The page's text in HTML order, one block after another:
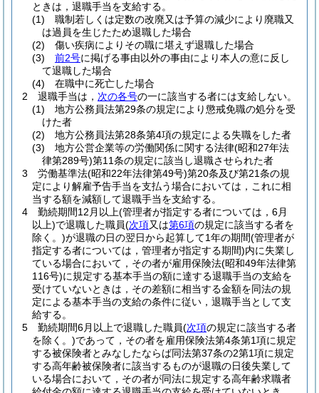
ときは，退職手当を支給する。
(1)
職制若しくは定数の改廃又は予算の減少により廃職又
は過員を生じたため退職した場合
(2)
傷い疾病によりその職に堪えず退職した場合
(3)
前2号に掲げる事由以外の事由により本人の意に反し
て退職した場合
(4)
在職中に死亡した場合
2
退職手当は， 次の各号の一に該当する者には支給しない。
(1)
地方公務員法第29条の規定により懲戒免職の処分を受
けた者
(2)
地方公務員法第28条第4項の規定による失職をした者
(3)
地方公営企業等の労働関係に関する法律(昭和27年法
律第289号)第11条の規定に該当し退職させられた者
3
労働基準法(昭和22年法律第49号)第20条及び第21条の規
定により解雇予告手当を支払う場合においては，これに相
当する額を減額して退職手当を支給する。
4
勤続期間12月以上(管理者が指定する者については，6月
以上)で退職した職員(次項又は第6項の規定に該当する者を
除く。)が退職の日の翌日から起算して1年の期間(管理者が
指定する者については，管理者が指定する期間)内に失業し
ている場合において，その者が雇用保険法(昭和49年法律第
116号)に規定する基本手当の額に達する退職手当の支給を
受けていないときは，その差額に相当する金額を同法の規
定による基本手当の支給の条件に従い，退職手当として支
給する。
5
勤続期間6月以上で退職した職員(次項の規定に該当する者
を除く。)であって，その者を雇用保険法第4条第1項に規定
する被保険者とみなしたならば同法第37条の2第1項に規定
する高年齢被保険者に該当するものが退職の日後失業して
いる場合において，その者が同法に規定する高年齢求職者